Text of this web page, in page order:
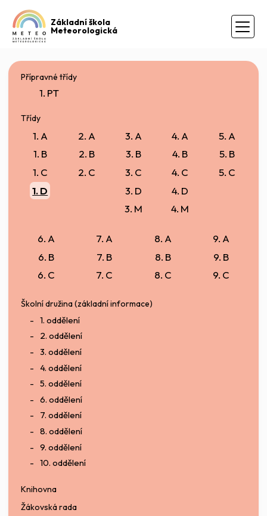
Základní škola
Meteorologická
Přípravné třídy
1. PT
Třídy
1. A
1. B
1. C
1. D
2. A
2. B
2. C
3. A
3. B
3. C
3. D
3. M
4. A
4. B
4. C
4. D
4. M
5. A
5. B
5. C
6. A
6. B
6. C
7. A
7. B
7. C
8. A
8. B
8. C
9. A
9. B
9. C
Školní družina (základní informace)
1. oddělení
2. oddělení
3. oddělení
4. oddělení
5. oddělení
6. oddělení
7. oddělení
8. oddělení
9. oddělení
10. oddělení
Knihovna
Žákovská rada